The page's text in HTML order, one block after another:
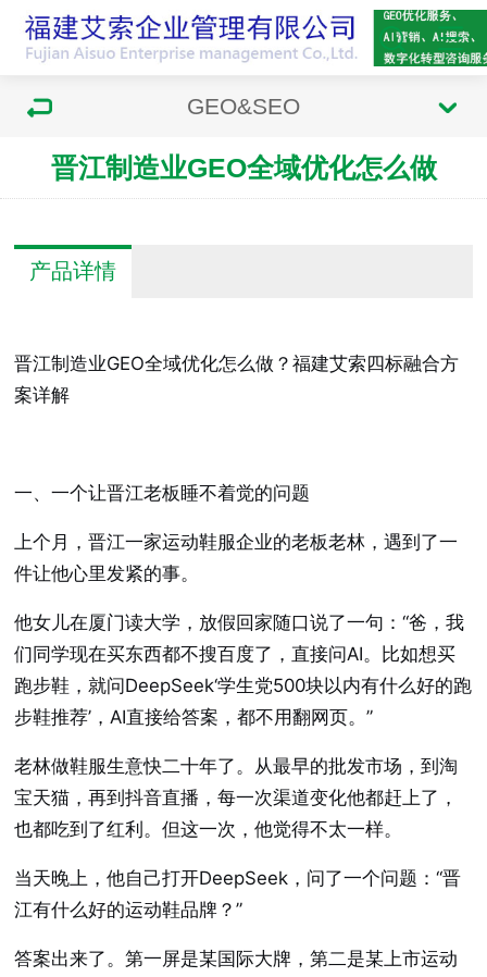
GEO&SEO
晋江制造业GEO全域优化怎么做
产品详情
晋江制造业GEO全域优化怎么做？福建艾索四标融合方
案详解
一、一个让晋江老板睡不着觉的问题
上个月，晋江一家运动鞋服企业的老板老林，遇到了一
件让他心里发紧的事。
他女儿在厦门读大学，放假回家随口说了一句：“爸，我
们同学现在买东西都不搜百度了，直接问AI。比如想买
跑步鞋，就问DeepSeek‘学生党500块以内有什么好的跑
步鞋推荐’，AI直接给答案，都不用翻网页。”
老林做鞋服生意快二十年了。从最早的批发市场，到淘
宝天猫，再到抖音直播，每一次渠道变化他都赶上了，
也都吃到了红利。但这一次，他觉得不太一样。
当天晚上，他自己打开DeepSeek，问了一个问题：“晋
江有什么好的运动鞋品牌？”
答案出来了。第一屏是某国际大牌，第二是某上市运动